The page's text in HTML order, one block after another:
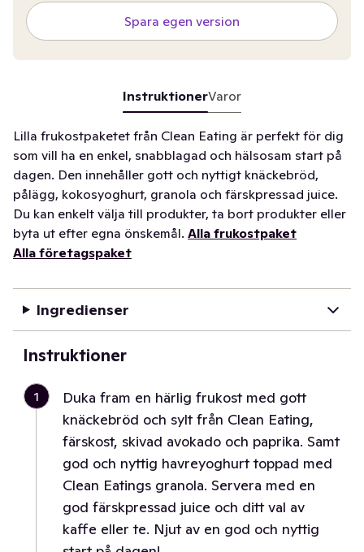
Spara egen version
InstruktionerVaror
Lilla frukostpaketet från Clean Eating är perfekt för dig
som vill ha en enkel, snabblagad och hälsosam start på
dagen. Den innehåller gott och nyttigt knäckebröd,
pålägg, kokosyoghurt, granola och färskpressad juice.
Du kan enkelt välja till produkter, ta bort produkter eller
byta ut efter egna önskemål. Alla frukostpaket
Alla företagspaket
Ingredienser
Instruktioner
1
Duka fram en härlig frukost med gott
knäckebröd och sylt från Clean Eating,
färskost, skivad avokado och paprika. Samt
god och nyttig havreyoghurt toppad med
Clean Eatings granola. Servera med en
god färskpressad juice och ditt val av
kaffe eller te. Njut av en god och nyttig